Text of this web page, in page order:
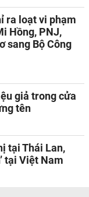
ra loạt vi phạm
Hồng, PNJ,
sang Bộ Công
giả trong cửa
tên
tại Thái Lan,
tại Việt Nam